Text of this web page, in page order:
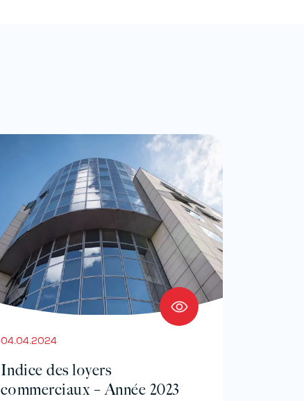
04.04.2024
Indice des loyers
commerciaux – Année 2023